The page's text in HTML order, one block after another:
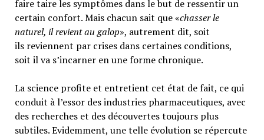
faire taire les symptômes dans le but de ressentir un
certain confort. Mais chacun sait que «chasser le
naturel, il revient au galop», autrement dit, soit
ils reviennent par crises dans certaines conditions,
soit il va s’incarner en une forme chronique.
La science profite et entretient cet état de fait, ce qui
conduit à l’essor des industries pharmaceutiques, avec
des recherches et des découvertes toujours plus
subtiles. Evidemment, une telle évolution se répercute